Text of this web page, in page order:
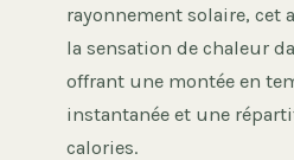
rayonnement solaire, cet
la sensation de chaleur
offrant une montée en
instantanée et une
calories.